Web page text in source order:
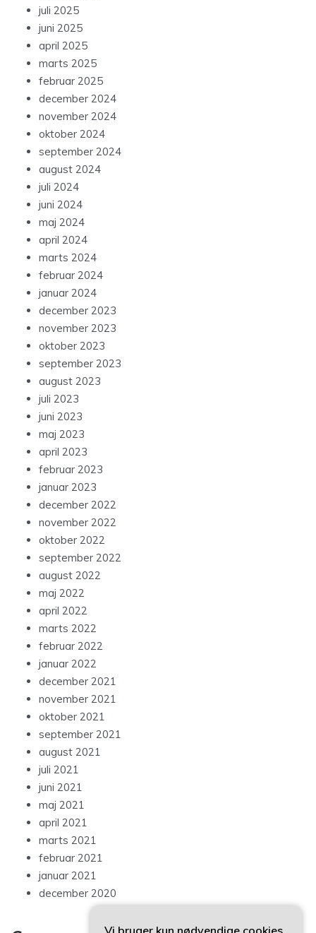
juli 2025
juni 2025
april 2025
marts 2025
februar 2025
december 2024
november 2024
oktober 2024
september 2024
august 2024
juli 2024
juni 2024
maj 2024
april 2024
marts 2024
februar 2024
januar 2024
december 2023
november 2023
oktober 2023
september 2023
august 2023
juli 2023
juni 2023
maj 2023
april 2023
februar 2023
januar 2023
december 2022
november 2022
oktober 2022
september 2022
august 2022
maj 2022
april 2022
marts 2022
februar 2022
januar 2022
december 2021
november 2021
oktober 2021
september 2021
august 2021
juli 2021
juni 2021
maj 2021
april 2021
marts 2021
februar 2021
januar 2021
december 2020
Vi bruger kun nødvendige cookies